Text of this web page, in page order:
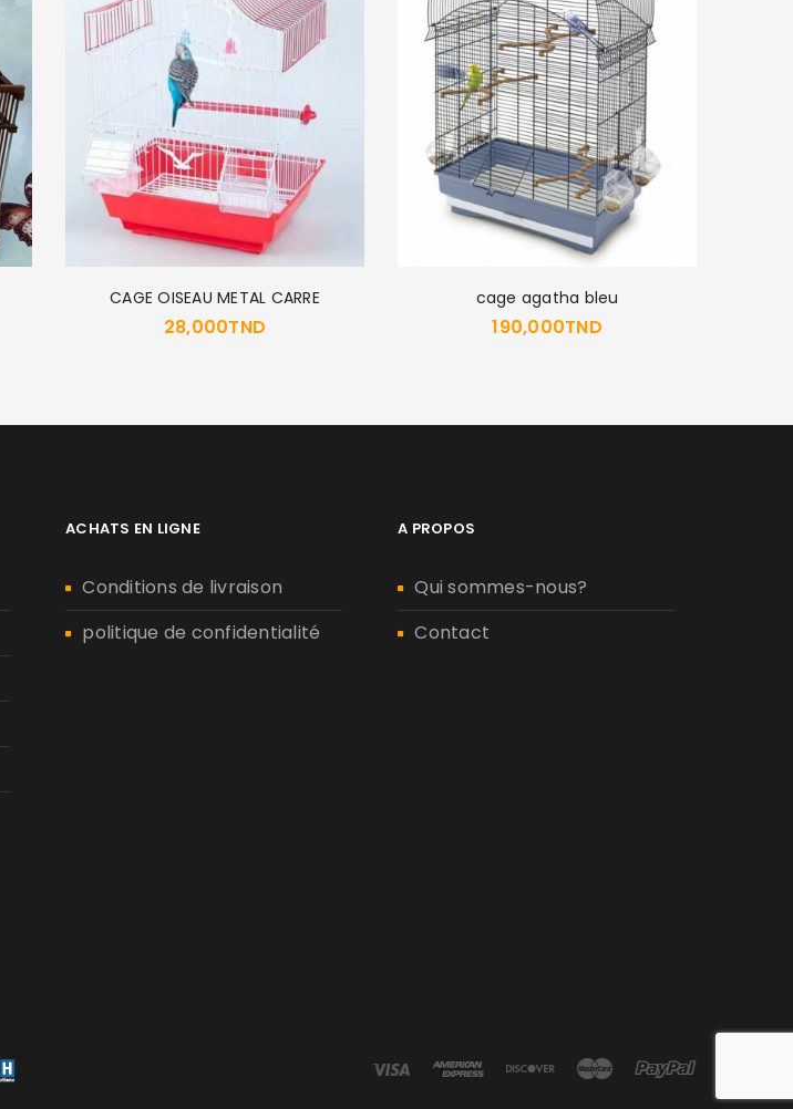
Se souvenir de moi
CAGE OISEAU METAL CARRE
28,000TND
cage agatha bleu
190,000TND
ACHATS EN LIGNE
Conditions de livraison
politique de confidentialité
A PROPOS
Qui sommes-nous?
Contact